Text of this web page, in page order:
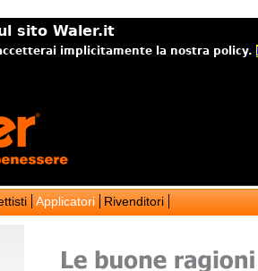
sito Waler.it
implicitamente la nostra policy.
Applicatori Rivenditori